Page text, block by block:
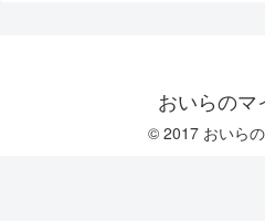
おいらのマ
© 2017 おいら